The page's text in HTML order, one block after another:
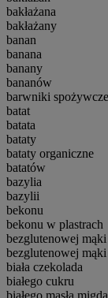
bakłażana
bakłażany
banan
banana
banany
bananów
barwniki spożywcze
batat
batata
bataty
bataty organiczne
batatów
bazylia
bazylii
bekonu
bekonu w plastrach
bezglutenowej
bezglutenowej
biała czekolada
białego cukru
białego masła